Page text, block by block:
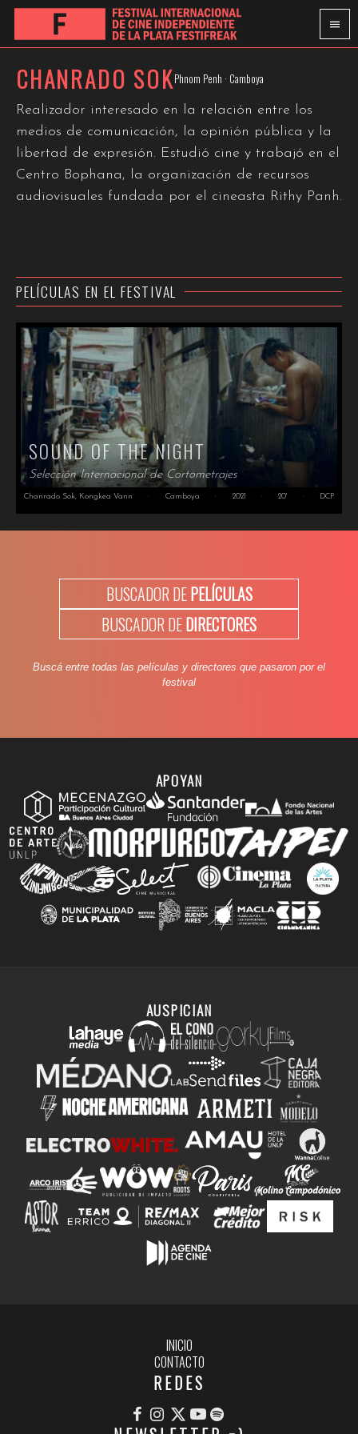
CHANRADO SOKPhnom Penh · Camboya
Realizador interesado en la relación entre los
medios de comunicación, la opinión pública y la
libertad de expresión. Estudió cine y trabajó en el
Centro Bophana, la organización de recursos
audiovisuales fundada por el cineasta Rithy Panh.
PELÍCULAS EN EL FESTIVAL
SOUND OF THE NIGHT
Selección Internacional de Cortometrajes
Chanrado Sok, Kongkea Vann · Camboya · 2021 · 20' · DCP
BUSCADOR DEPELÍCULAS
BUSCADOR DEDIRECTORES
Buscá entre todas las películas y directores que pasaron por el
festival
APOYAN
AUSPICIAN
INICIO
CONTACTO
REDES